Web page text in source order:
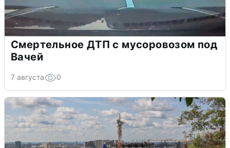
Смертельное ДТП с мусоровозом под
Вачей
7 августа 0